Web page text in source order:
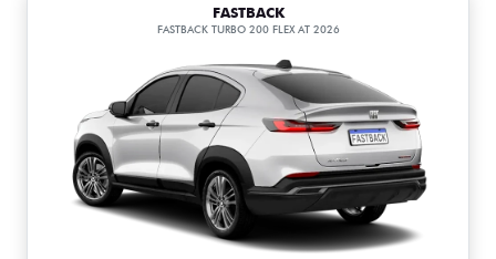
FASTBACK
FASTBACK TURBO 200 FLEX AT 2026